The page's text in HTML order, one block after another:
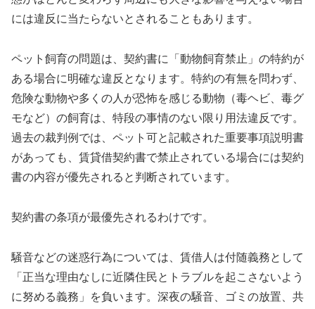
には違反に当たらないとされることもあります。
ペット飼育の問題は、契約書に「動物飼育禁止」の特約が
ある場合に明確な違反となります。特約の有無を問わず、
危険な動物や多くの人が恐怖を感じる動物（毒ヘビ、毒グ
モなど）の飼育は、特段の事情のない限り用法違反です。
過去の裁判例では、ペット可と記載された重要事項説明書
があっても、賃貸借契約書で禁止されている場合には契約
書の内容が優先されると判断されています。
契約書の条項が最優先されるわけです。
騒音などの迷惑行為については、賃借人は付随義務として
「正当な理由なしに近隣住民とトラブルを起こさないよう
に努める義務」を負います。深夜の騒音、ゴミの放置、共